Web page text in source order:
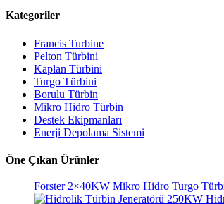
Kategoriler
Francis Turbine
Pelton Türbini
Kaplan Türbini
Turgo Türbini
Borulu Türbin
Mikro Hidro Türbin
Destek Ekipmanları
Enerji Depolama Sistemi
Öne Çıkan Ürünler
Alternatif Enerji Hidroelektrik Jeneratörü
Düşük İnşaat Maliyeti, Yüksek Verimlilik,
20 ft 250 kWh 582 kWh Konteynerli
Küçük 10kW 12kW 15kW 20kW Mikro
Forster 2×40KW Mikro Hidro Turgo